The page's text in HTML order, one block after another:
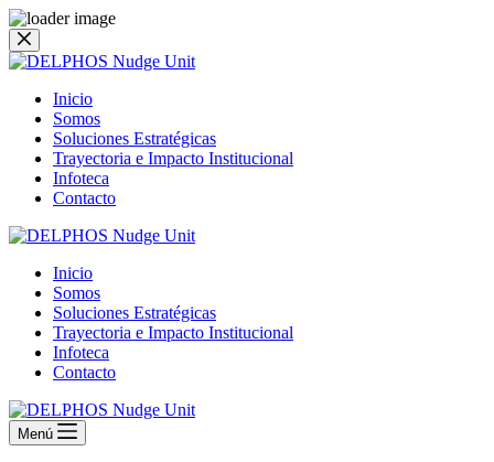
Saltar
al
Inicio
Somos
Soluciones Estratégicas
Trayectoria e Impacto Institucional
Infoteca
Contacto
Inicio
Somos
Soluciones Estratégicas
Trayectoria e Impacto Institucional
Infoteca
Contacto
Menú